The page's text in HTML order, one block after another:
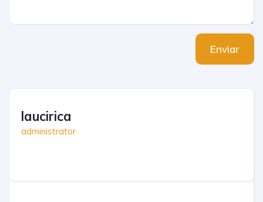
Enviar
laucirica
administrator